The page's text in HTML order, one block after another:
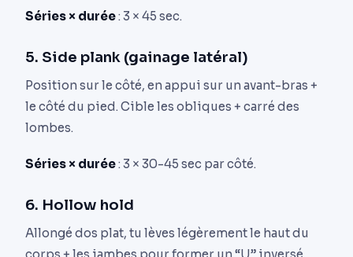
Séries × durée: 3 × 45 sec.
5. Side plank (gainage latéral)
Position sur le côté, en appui sur un avant-bras +
le côté du pied. Cible les obliques + carré des
lombes.
Séries × durée: 3 × 30-45 sec par côté.
6. Hollow hold
Allongé dos plat, tu lèves légèrement le haut du